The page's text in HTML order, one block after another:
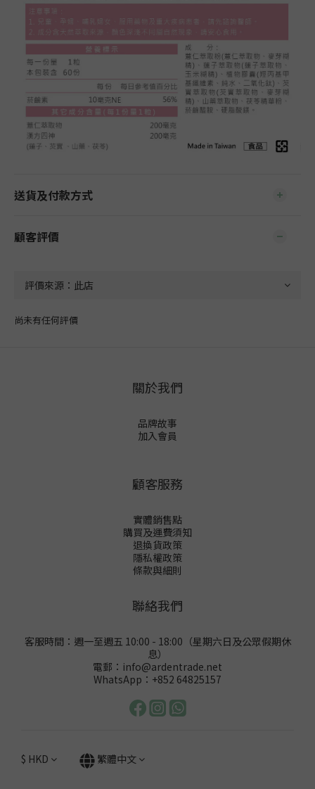
送貨及付款方式
顧客評價
尚未有任何評價
關於我們
品牌故事
加入會員
顧客服務
實體銷售點
購買及運費須知
退換貨政策
隱私權政策
條款與細則
聯絡我們
客服時間：週一至週五 10:00 - 18:00（星期六日及公眾假期休
息）
電郵：info@ardentrade.net
WhatsApp：+852 64825157
$ HKD 繁體中文